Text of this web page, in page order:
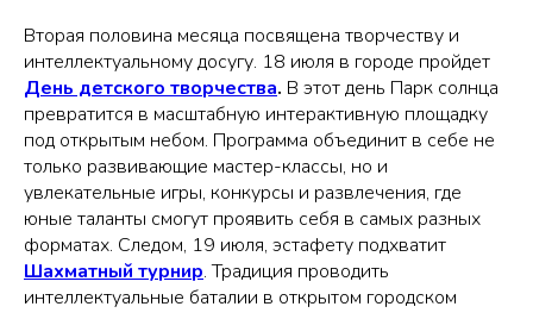
Вторая половина месяца посвящена творчеству и
интеллектуальному досугу. 18 июля в городе пройдет
День детского творчества. В этот день Парк солнца
превратится в масштабную интерактивную площадку
под открытым небом. Программа объединит в себе не
только развивающие мастер-классы, но и
увлекательные игры, конкурсы и развлечения, где
юные таланты смогут проявить себя в самых разных
форматах. Следом, 19 июля, эстафету подхватит
Шахматный турнир. Традиция проводить
интеллектуальные баталии в открытом городском